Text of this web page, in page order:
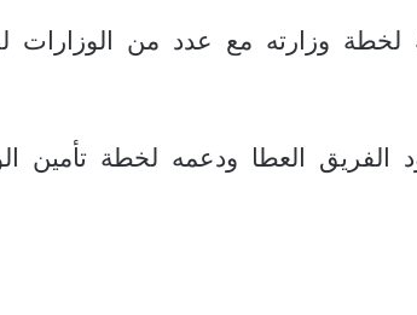
لخطة وزارته مع عدد من
العطا ودعمه لخطة تأمين